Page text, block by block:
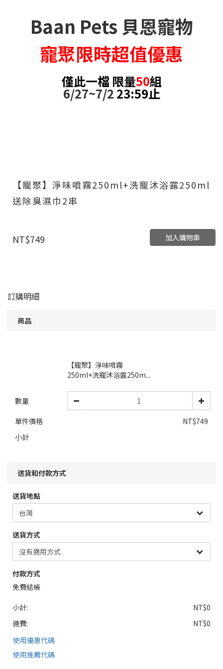
Baan Pets 貝恩寵物
寵聚限時超值優惠
僅此一檔 限量50組
6/27~7/2 23:59止
【寵聚】淨味噴霧250ml+洗寵沐浴露250ml
送除臭濕巾2串
NT$749 加入購物車
訂購明細
商品
【寵聚】淨味噴霧
250ml+洗寵沐浴露250m...
數量
單件價格
NT$749
小計
送貨和付款方式
送貨地點
送貨方式
付款方式
免費結帳
小計:
NT$0
運費:
NT$0
使用優惠代碼
使用推薦代碼